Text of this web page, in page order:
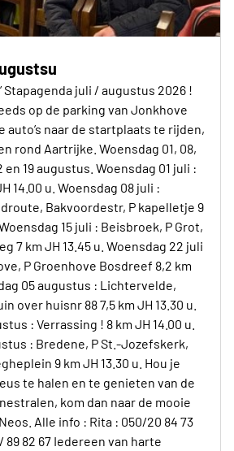
Stapagenda juli / augustus 2026 !
op de parking van Jonkhove
auto’s naar de startplaats te rijden,
rond Aartrijke. Woensdag 01, 08,
en 19 augustus. Woensdag 01 juli :
14.00 u. Woensdag 08 juli :
Bakvoordestr, P kapelletje 9
15 juli : Beisbroek, P Grot,
7 km JH 13.45 u. Woensdag 22 juli
P Groenhove Bosdreef 8,2 km
05 augustus : Lichtervelde,
over huisnr 88 7,5 km JH 13.30 u.
: Verrassing ! 8 km JH 14.00 u.
: Bredene, P St.-Jozefskerk,
9 km JH 13.30 u. Hou je
te halen en te genieten van de
kom dan naar de mooie
Alle info : Rita : 050/20 84 73
89 82 67 Iedereen van harte